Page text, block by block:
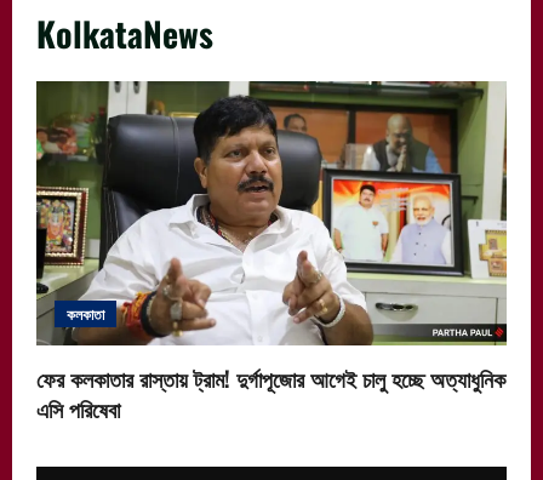
KolkataNews
কলকাতা
ফের কলকাতার রাস্তায় ট্রাম! দুর্গাপূজোর আগেই চালু হচ্ছে অত্যাধুনিক
এসি পরিষেবা